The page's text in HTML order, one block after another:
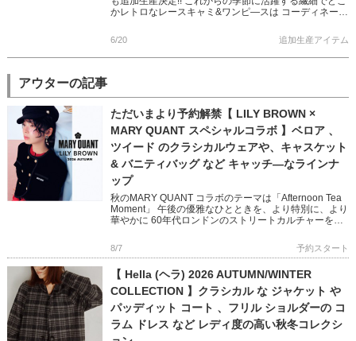
かレトロなレースキャミ&ワンピ―スは コーディネート
[…]
6/20 追加生産アイテム
アウターの記事
ただいまより予約解禁【 LILY BROWN ×
MARY QUANT スペシャルコラボ 】ベロア 、
ツイード のクラシカルウェアや、キャスケット
& バニティバッグ など キャッチ―なラインナ
ップ
秋のMARY QUANT コラボのテーマは「Afternoon Tea
Moment」 午後の優雅なひとときを、より特別に、より
華やかに 60年代ロンドンのストリートカルチャーを象
8/7 予約スタート
【 Hella (ヘラ) 2026 AUTUMN/WINTER
COLLECTION 】クラシカル な ジャケット や
パッディット コート 、フリル ショルダーの コ
ラム ドレス など レディ度の高い秋冬コレクシ